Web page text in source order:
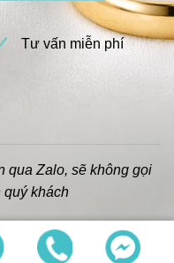
Tư vấn miễn phí
qua Zalo, sẽ không gọi
quý khách